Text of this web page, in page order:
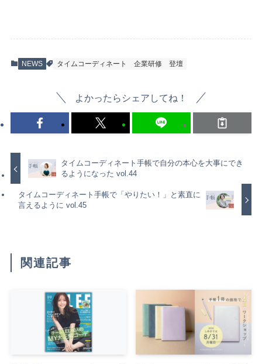
NEWS タイムコーディネート 企業研修 登壇
よかったらシェアしてね！
タイムコーディネート手帳で自分の本心を大事にでき
るようになった vol.44
タイムコーディネート手帳で「やりたい！」と素直に
言えるように vol.45
関連記事